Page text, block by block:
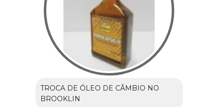
TROCA DE ÓLEO DE CÂMBIO NO
BROOKLIN